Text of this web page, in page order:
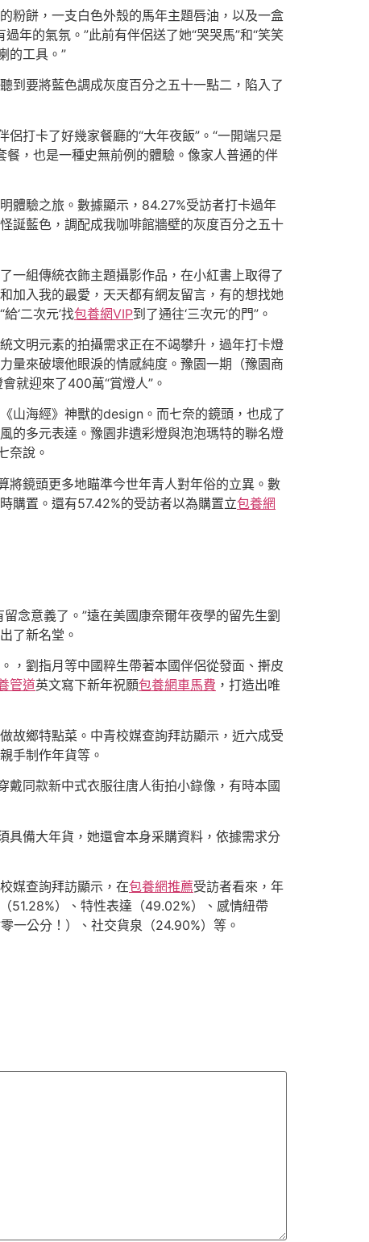
粉餅，一支白色外殼的馬年主題唇油，以及一盒
年的氣氛。”此前有伴侶送了她“哭哭馬”和“笑笑
的工具。”
到要將藍色調成灰度百分之五十一點二，陷入了
侶打卡了好幾家餐廳的“大年夜飯”。“一開端只是
，也是一種史無前例的體驗。像家人普通的伴
體驗之旅。數據顯示，84.27%受訪者打卡過年
誕藍色，調配成我咖啡館牆壁的灰度百分之五十
一組傳統衣飾主題攝影作品，在小紅書上取得了
加入我的最愛，天天都有網友留言，有的想找她
‘二次元’找包養網VIP到了通往‘三次元’的門”。
文明元素的拍攝需求正在不竭攀升，過年打卡燈
量來破壞他眼淚的情感純度。豫園一期（豫園商
就迎來了400萬“賞燈人”。
山海經》神獸的design。而七奈的鏡頭，也成了
的多元表達。豫園非遺彩燈與泡泡瑪特的聯名燈
奈說。
將鏡頭更多地瞄準今世年青人對年俗的立異。數
購置。還有57.42%的受訪者以為購置立包養網
念意義了。”遠在美國康奈爾年夜學的留先生劉
了新名堂。
，劉指月等中國粹生帶著本國伴侶從發面、搟皮
管道英文寫下新年祝願包養網車馬費 ，打造出唯
故鄉特點菜。中青校媒查詢拜訪顯示，近六成受
手制作年貨等。
戴同款新中式衣服往唐人街拍小錄像，有時本國
具備大年貨，她還會本身采購資料，依據需求分
媒查詢拜訪顯示，在包養網推薦受訪者看來，年
51.28%）、特性表達（49.02%）、感情紐帶
一公分！）、社交貨泉（24.90%）等。